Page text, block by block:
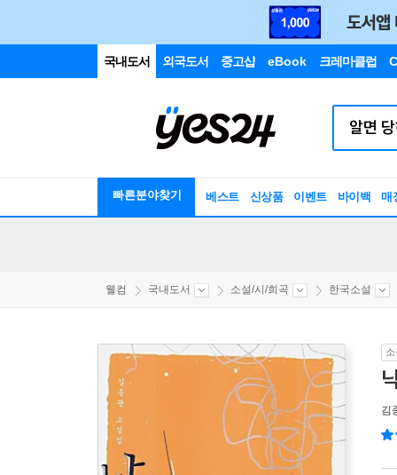
국내도서 외국도서 중고샵 eBook 크레마클럽
빠른분야찾기 베스트 신상품 이벤트 바이백 매
웰컴 국내도서 소설/시/희곡 한국소설
김